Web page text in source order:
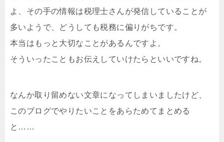
よ、その手の情報は税理士さんが発信していることが
多いようで、どうしても税務に偏りがちです。
本当はもっと大切なことがあるんですよ。
そういったこともお伝えしていけたらといいですね。
なんか取り留めない文章になってしまいましたけど、
このブログでやりたいことをあらためてまとめる
と……